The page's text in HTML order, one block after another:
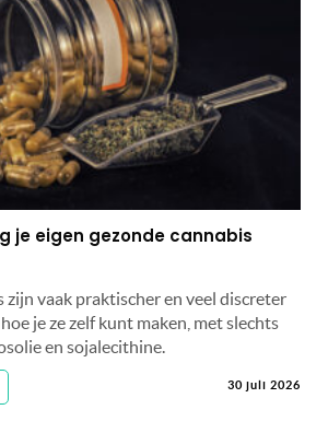
je eigen gezonde cannabis
zijn vaak praktischer en veel discreter
je ze zelf kunt maken, met slechts
en sojalecithine.
30 juli 2026